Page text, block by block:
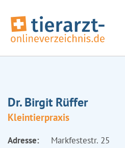
Dr. Birgit Rüffer
Kleintierpraxis
Adresse:
Markfestestr. 25